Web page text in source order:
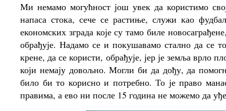
Ми немамо могућност још увек да користимо
напаса стока, сече се растиње, служи као
економских зграда које су тамо биле
обрађује. Надамо се и покушавамо стално да се
крене, да се користи, обрађује, јер је земља врло
који немају довољно. Могли би да дођу, да
било би то корисно и потребно. То је право
правима, а ево ни после 15 година не можемо да